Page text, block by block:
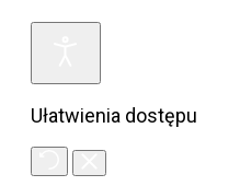
Ułatwienia dostępu